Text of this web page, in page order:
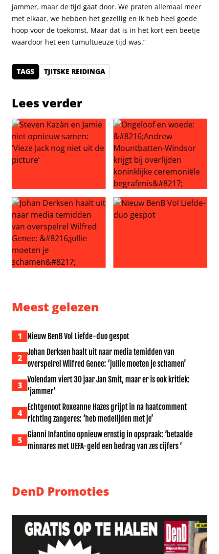
jammer, maar de tijd gaat door. We praten allemaal meer
met elkaar, we hebben het gezellig en ik heb heel goede
hoop voor de toekomst. Maar dat is in het kort een beetje
waardoor het een tumultueuze tijd was.”
TAGS TJITSKE REIDINGA
Lees verder
Steven Kazàn en Jamie niet opnieuw samen: ‘Vieze Jack
Ongeloof en woede:
Meest gelezen
1 Nieuw BenB Vol Liefde-duo gespot
2
Johan Derksen haalt uit naar media temidden van
overspelrel Wilfred Genee: ‘jullie moeten je schamen’
3
Volendam viert 30 jaar Jan Smit, maar er is ook kritiek:
‘jammer’
4
Echtgenoot Roxeanne Hazes grijpt in na haatcomment
richting zangeres: ‘heb medelijden met je’
5
Gianni Infantino opnieuw ernstig in opspraak: ‘betaalde
minnares met UEFA-geld een bedrag van zes cijfers ’
DenD Promoties